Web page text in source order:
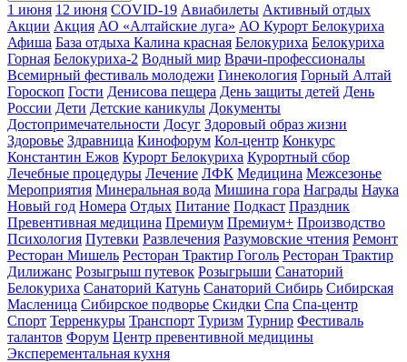
1 июня 12 июня COVID-19 Авиабилеты Активный отдых
Акции Акция АО «Алтайские луга» АО Курорт Белокуриха
Афиша База отдыха Калина красная Белокуриха Белокуриха
Горная Белокуриха-2 Водный мир Врачи-профессионалы
Всемирный фестиваль молодежи Гинекология Горный Алтай
Гороскоп Гости Денисова пещера День защиты детей День
России Дети Детские каникулы Документы
Достопримечательности Досуг Здоровый образ жизни
Здоровье Здравница Кинофорум Кол-центр Конкурс
Константин Ежов Курорт Белокуриха Курортный сбор
Лечебные процедуры Лечение ЛФК Медицина Межсезонье
Мероприятия Минеральная вода Мишина гора Награды Наука
Новый год Номера Отдых Питание Подкаст Праздник
Превентивная медицина Премиум Премиум+ Производство
Психология Путевки Развлечения Разумовские чтения Ремонт
Ресторан Мишель Ресторан Трактир Гоголь Ресторан Трактир
Дилижанс Розыгрыш путевок Розыгрыши Санаторий
Белокуриха Санаторий Катунь Санаторий Сибирь Сибирская
Масленица Сибирское подворье Скидки Спа Спа-центр
Спорт Терренкуры Транспорт Туризм Турнир Фестиваль
талантов Форум Центр превентивной медицины
Эксперементальная кухня